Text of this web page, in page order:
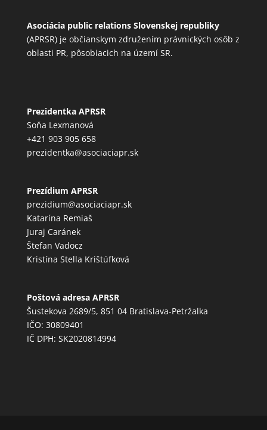
Asociácia public relations Slovenskej republiky
(APRSR) je občianskym združením právnických osôb z
oblasti PR, pôsobiacich na území SR.
Prezidentka APRSR
Soňa Lexmanová
+421 903 905 658
prezidentka@asociaciapr.sk
Prezídium APRSR
prezidium@asociaciapr.sk
Katarína Remiaš
Juraj Caránek
Štefan Vadocz
Kristína Stella Krištúfková
Poštová adresa APRSR
Šustekova 2689/5, 851 04 Bratislava-Petržalka
IČO: 30809401
IČ DPH: SK2020814994